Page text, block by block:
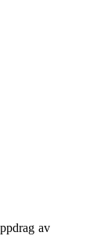
av